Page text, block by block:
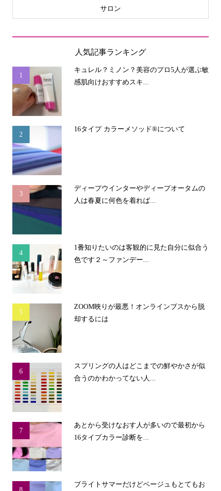
サロン
人気記事ランキング
1
キュレル？ミノン？美容のプロ5人が選ぶ敏
感肌向けおすすめスキ...
2
16タイプ カラーメソッド®について
3
ディープウインターやディープオータムの
人は春夏に何色を着れば...
4
1番知りたいのは客観的に見た自分に似合う
色です２～ファンデー...
5
ZOOM映りが最悪！オンラインブスから脱
却するには
6
スプリングの人はどこまでの鮮やかさが似
合うのかわかってない人...
7
あとから受けなおす人が多いので最初から
16タイプカラー診断を...
ブライトサマーだけどベージュもとてもお